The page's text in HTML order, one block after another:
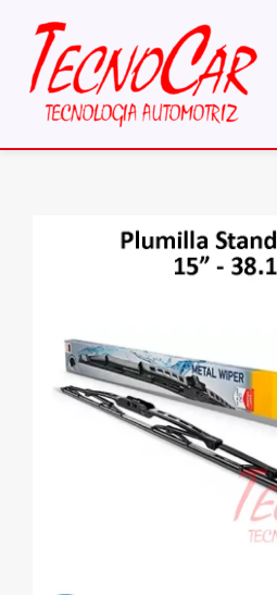
contenido
Universal